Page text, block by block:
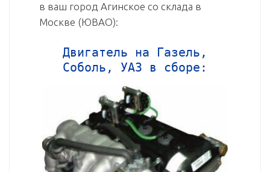
в ваш город Агинское со склада в
Москве (ЮВАО):
Двигатель на Газель,
Соболь, УАЗ в сборе: